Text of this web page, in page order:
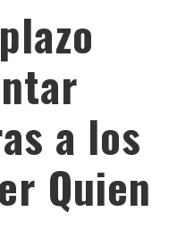
a los
Quien